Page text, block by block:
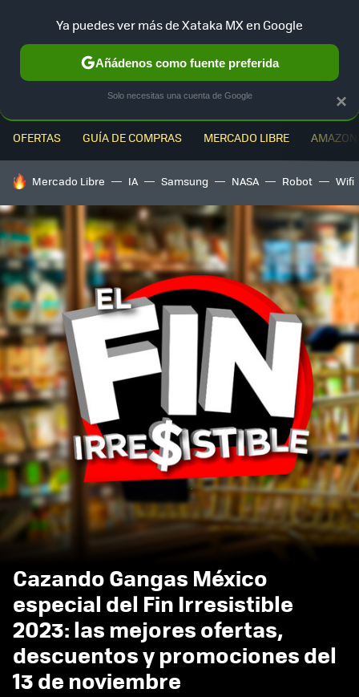
OFERTAS GUÍA DE COMPRAS MERCADO LIBRE
HOY SE HABLA DE
Mercado Libre IA Samsung NASA Robot Wifi
Cazando Gangas México
especial del Fin Irresistible
2023: las mejores ofertas,
descuentos y promociones del
13 de noviembre
×
Ya puedes ver más de Xataka MX en Google
Añádenos como fuente preferida
Solo necesitas una cuenta de Google